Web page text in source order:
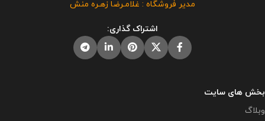
مدیر فروشگاه : غلامـرضا زهـره منش
اشتراک گذاری:
بخش های سایت
وبلاگ